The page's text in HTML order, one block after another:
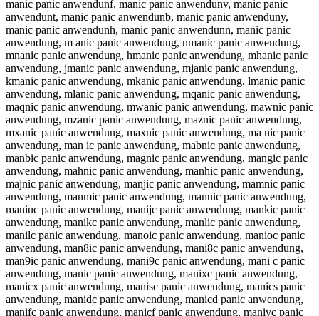
manic panic anwendunf, manic panic anwendunv, manic panic
anwendunt, manic panic anwendunb, manic panic anwenduny,
manic panic anwendunh, manic panic anwendunn, manic panic
anwendung, m anic panic anwendung, nmanic panic anwendung,
mnanic panic anwendung, hmanic panic anwendung, mhanic panic
anwendung, jmanic panic anwendung, mjanic panic anwendung,
kmanic panic anwendung, mkanic panic anwendung, lmanic panic
anwendung, mlanic panic anwendung, mqanic panic anwendung,
maqnic panic anwendung, mwanic panic anwendung, mawnic panic
anwendung, mzanic panic anwendung, maznic panic anwendung,
mxanic panic anwendung, maxnic panic anwendung, ma nic panic
anwendung, man ic panic anwendung, mabnic panic anwendung,
manbic panic anwendung, magnic panic anwendung, mangic panic
anwendung, mahnic panic anwendung, manhic panic anwendung,
majnic panic anwendung, manjic panic anwendung, mamnic panic
anwendung, manmic panic anwendung, manuic panic anwendung,
maniuc panic anwendung, manijc panic anwendung, mankic panic
anwendung, manikc panic anwendung, manlic panic anwendung,
manilc panic anwendung, manoic panic anwendung, manioc panic
anwendung, man8ic panic anwendung, mani8c panic anwendung,
man9ic panic anwendung, mani9c panic anwendung, mani c panic
anwendung, manic panic anwendung, manixc panic anwendung,
manicx panic anwendung, manisc panic anwendung, manics panic
anwendung, manidc panic anwendung, manicd panic anwendung,
manifc panic anwendung, manicf panic anwendung, manivc panic